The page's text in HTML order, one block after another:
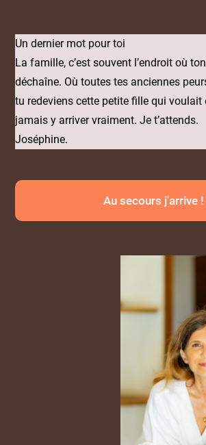
Un dernier mot pour toi
La famille, c’est souvent l’endroit où
déchaîne. Où toutes tes anciennes
tu redeviens cette petite fille qui voulait
jamais y arriver vraiment. Je t’attends.
Joséphine.
Au secours j'arrive !